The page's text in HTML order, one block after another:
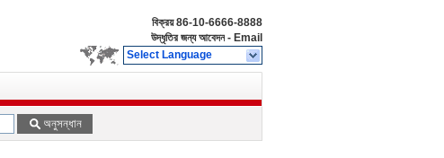
বিক্রয়86-10-6666-8888
উদ্ধৃতির জন্য আবেদন - Email
Select Language
অনুসন্ধান